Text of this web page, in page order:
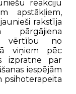
reakciju
apstākļiem,
rakstīja
pārgājiena
vērtību no
viņiem pēc
izpratne par
iespējām
psihoterapeita